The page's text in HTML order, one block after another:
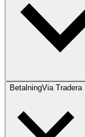
BetalningVia Tradera